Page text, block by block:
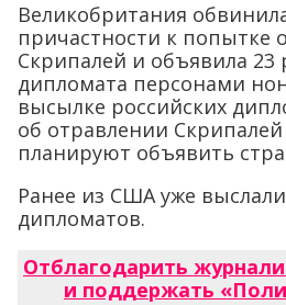
Великобритания
причастности к попытке
Скрипалей и объявила 23
дипломата персонами
высылке российских
об отравлении
планируют объявить
Ранее из США уже
дипломатов.
Отблагодарить
и поддержать